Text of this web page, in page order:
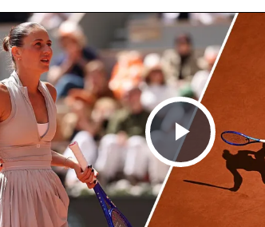
Play